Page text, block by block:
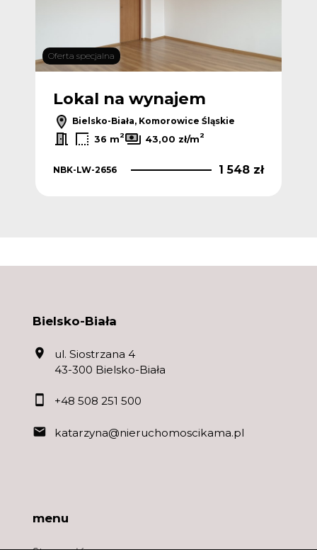
Oferta specjalna
Lokal na wynajem
Bielsko-Biała, Komorowice Śląskie
36 m2 43,00 zł/m2
NBK-LW-2656 1 548 zł
Bielsko-Biała
ul. Siostrzana 4
43-300 Bielsko-Biała
+48 508 251 500
katarzyna@nieruchomoscikama.pl
menu